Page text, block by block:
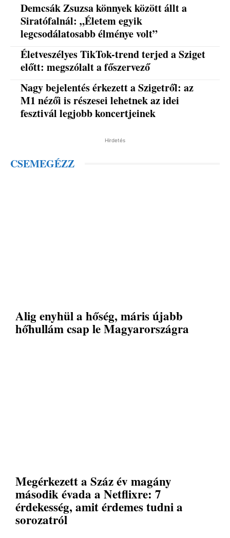
Demcsák Zsuzsa könnyek között állt a
Siratófalnál: „Életem egyik
legcsodálatosabb élménye volt”
Életveszélyes TikTok-trend terjed a Sziget
előtt: megszólalt a főszervező
Nagy bejelentés érkezett a Szigetről: az
M1 nézői is részesei lehetnek az idei
fesztivál legjobb koncertjeinek
Hirdetés
CSEMEGÉZZ
Alig enyhül a hőség, máris újabb
hőhullám csap le Magyarországra
Megérkezett a Száz év magány
második évada a Netflixre: 7
érdekesség, amit érdemes tudni a
sorozatról